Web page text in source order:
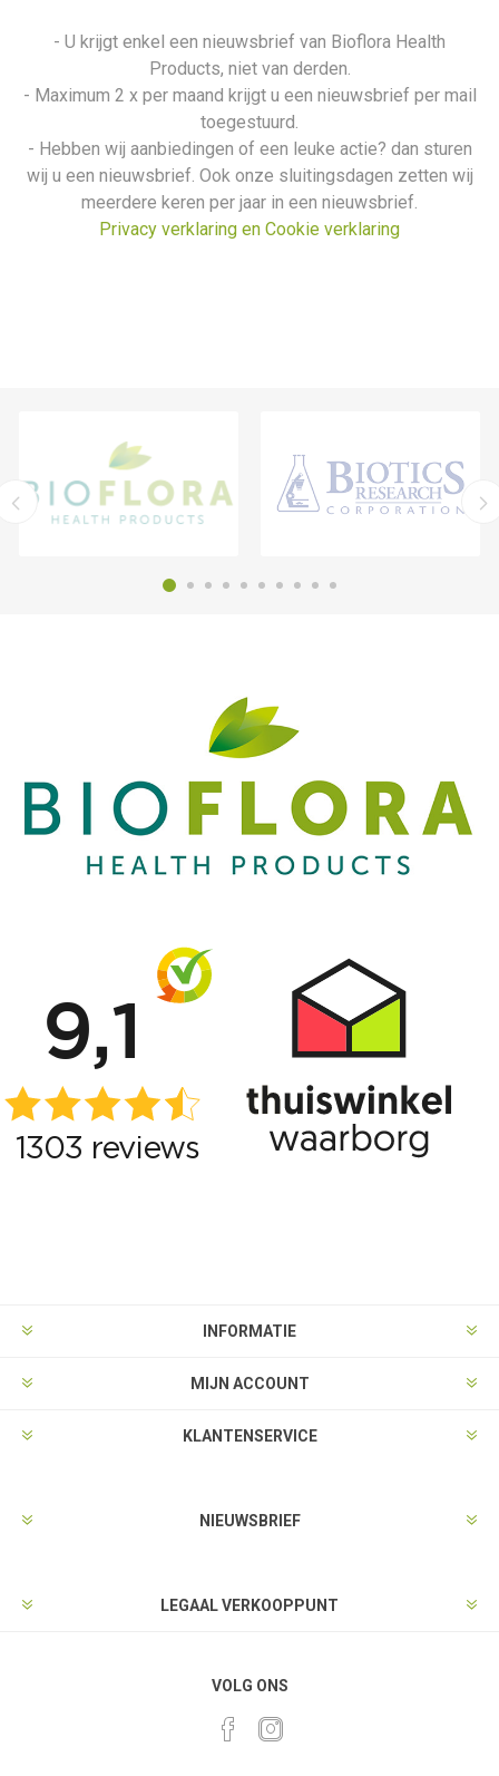
- U krijgt enkel een nieuwsbrief van Bioflora Health
Products, niet van derden.
- Maximum 2 x per maand krijgt u een nieuwsbrief per mail
toegestuurd.
- Hebben wij aanbiedingen of een leuke actie? dan sturen
wij u een nieuwsbrief. Ook onze sluitingsdagen zetten wij
meerdere keren per jaar in een nieuwsbrief.
Privacy verklaring en Cookie verklaring
INFORMATIE
MIJN ACCOUNT
KLANTENSERVICE
NIEUWSBRIEF
LEGAAL VERKOOPPUNT
VOLG ONS